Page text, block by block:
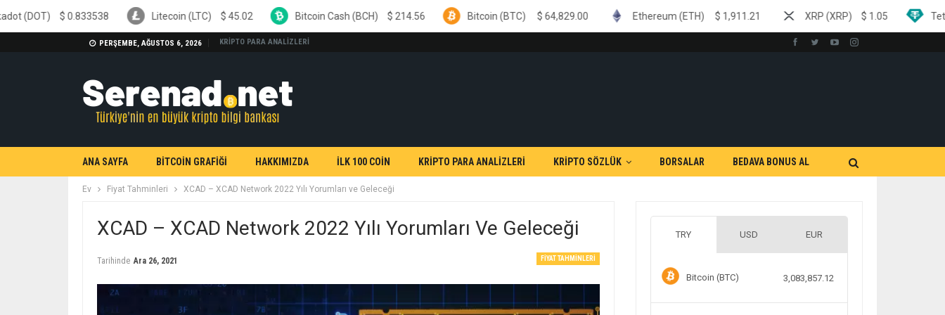
PERŞEMBE, AĞUSTOS 6, 2026 KRİPTO PARA ANALİZLERİ
ANA SAYFA BİTCOİN GRAFİĞİ HAKKIMIZDA İLK 100 COİN KRİPTO PARA ANALİZLERİ KRİPTO SÖZLÜK BORSALAR BEDAVA BONUS AL
Ev Fiyat Tahminleri XCAD – XCAD Network 2022 Yılı Yorumları ve Geleceği
XCAD – XCAD Network 2022 Yılı Yorumları Ve Geleceği
FIYAT TAHMINLERI
Tarihinde Ara 26, 2021
TRY USD EUR
Bitcoin (BTC) 3,083,857.12
Litecoin (LTC) $ 45.02 Bitcoin Cash (BCH) $214.56 Bitcoin (BTC) $ 64,829.00 Ethereum (ETH) $1,911.21 XRP (XRP) $1.05 Tether (USDT) $